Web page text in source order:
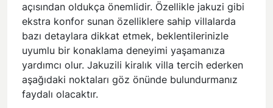
açısından oldukça önemlidir. Özellikle jakuzi gibi
ekstra konfor sunan özelliklere sahip villalarda
bazı detaylara dikkat etmek, beklentilerinizle
uyumlu bir konaklama deneyimi yaşamanıza
yardımcı olur. Jakuzili kiralık villa tercih ederken
aşağıdaki noktaları göz önünde bulundurmanız
faydalı olacaktır.